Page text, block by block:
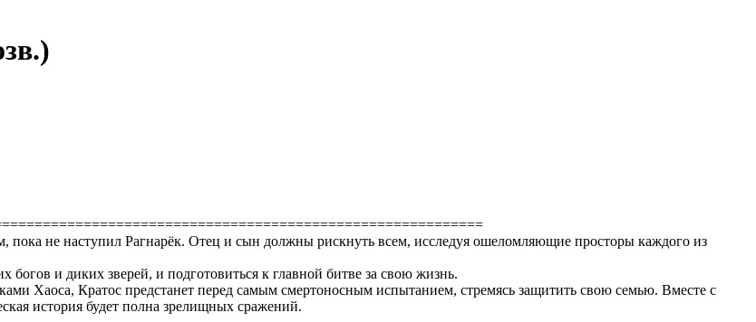
пока не наступил Рагнарёк. Отец и сын должны рискнуть всем, исследуя ошеломляющие просторы каждого из
и диких зверей, и подготовиться к главной битве за свою жизнь.
Хаоса, Кратос предстанет перед самым смертоносным испытанием, стремясь защитить свою семью. Вместе с
история будет полна зрелищных сражений.